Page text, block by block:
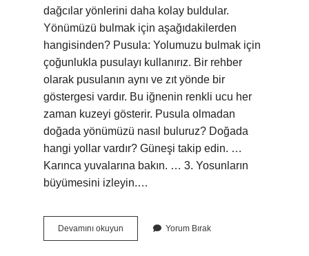
dağcılar yönlerini daha kolay buldular.
Yönümüzü bulmak için aşağıdakilerden
hangisinden? Pusula: Yolumuzu bulmak için
çoğunlukla pusulayı kullanırız. Bir rehber
olarak pusulanın aynı ve zıt yönde bir
göstergesi vardır. Bu iğnenin renkli ucu her
zaman kuzeyi gösterir. Pusula olmadan
doğada yönümüzü nasıl buluruz? Doğada
hangi yollar vardır? Güneşi takip edin. …
Karınca yuvalarına bakın. … 3. Yosunların
büyümesini izleyin.…
Devamını okuyun
Sınıf
Yorum Bırak